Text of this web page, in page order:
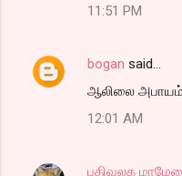
11:51 PM
bogan said…
ஆலிலை
12:01 AM
பதிவுலக